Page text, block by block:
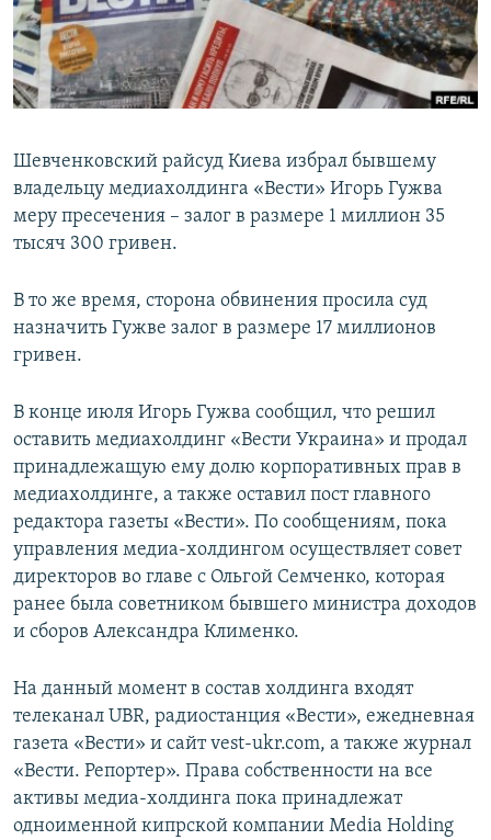
ПОБЕДИТЕЛЕЙ НЕ СУДЯТ?
КРЫМ.НЕПОКОРЕННЫЙ
ELIFBE
ПРИСОЕДИНЯЙТЕСЬ!
Все сайты RFE/RL
Шевченковский райсуд Киева избрал бывшему
владельцу медиахолдинга «Вести» Игорь Гужва
меру пресечения – залог в размере 1 миллион 35
тысяч 300 гривен.
В то же время, сторона обвинения просила суд
назначить Гужве залог в размере 17 миллионов
гривен.
В конце июля Игорь Гужва сообщил, что решил
оставить медиахолдинг «Вести Украина» и продал
принадлежащую ему долю корпоративных прав в
медиахолдинге, а также оставил пост главного
редактора газеты «Вести». По сообщениям, пока
управления медиа-холдингом осуществляет совет
директоров во главе с Ольгой Семченко, которая
ранее была советником бывшего министра доходов
и сборов Александра Клименко.
На данный момент в состав холдинга входят
телеканал UBR, радиостанция «Вести», ежедневная
газета «Вести» и сайт vest-ukr.com, а также журнал
«Вести. Репортер». Права собственности на все
активы медиа-холдинга пока принадлежат
одноименной кипрской компании Media Holding